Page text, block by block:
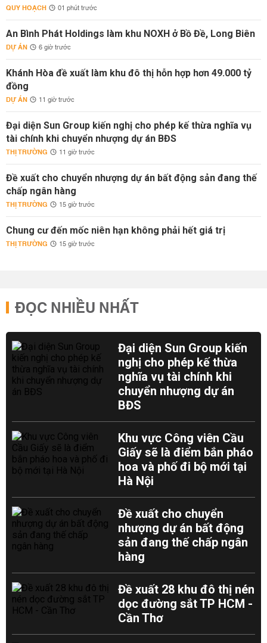
QUY HOẠCH 01 phút trước
An Bình Phát Holdings làm khu NOXH ở Bồ Đề, Long Biên
DỰ ÁN 6 giờ trước
Khánh Hòa đề xuất làm khu đô thị hỗn hợp hơn 49.000 tỷ
đồng
DỰ ÁN 11 giờ trước
Đại diện Sun Group kiến nghị cho phép kế thừa nghĩa vụ
tài chính khi chuyển nhượng dự án BĐS
THỊ TRƯỜNG 11 giờ trước
Đề xuất cho chuyển nhượng dự án bất động sản đang thế
chấp ngân hàng
THỊ TRƯỜNG 15 giờ trước
Chung cư đến mốc niên hạn không phải hết giá trị
THỊ TRƯỜNG 15 giờ trước
ĐỌC NHIỀU NHẤT
Đại diện Sun Group kiến
nghị cho phép kế thừa
nghĩa vụ tài chính khi
chuyển nhượng dự án
BĐS
Khu vực Công viên Cầu
Giấy sẽ là điểm bắn pháo
hoa và phố đi bộ mới tại
Hà Nội
Đề xuất cho chuyển
nhượng dự án bất động
sản đang thế chấp ngân
hàng
Đề xuất 28 khu đô thị nén
dọc đường sắt TP HCM -
Cần Thơ